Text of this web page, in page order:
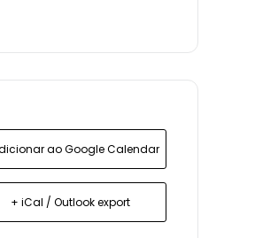
ao Google Calendar
+ iCal / Outlook export